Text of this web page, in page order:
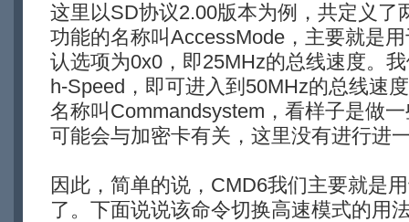
这里以SD协议2.00版本为例，共定义了
功能的名称叫AccessMode，主要就是
认选项为0x0，即25MHz的总线速度。
h-Speed，即可进入到50MHz的总线速
名称叫Commandsystem，看样子是做
可能会与加密卡有关，这里没有进行进
因此，简单的说，CMD6我们主要就是
了。下面说说该命令切换高速模式的用